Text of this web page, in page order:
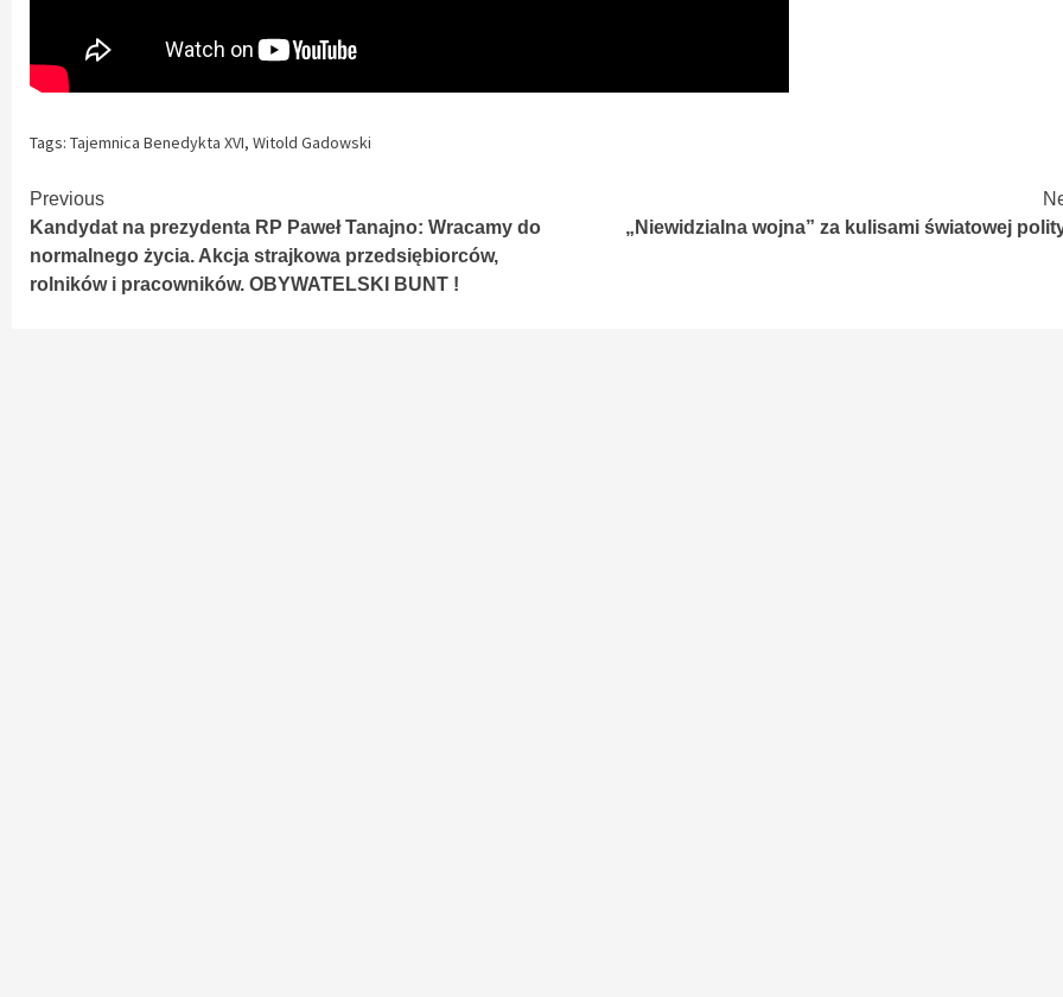
Tags: Tajemnica Benedykta XVI, Witold Gadowski
Continue
Reading
Previous
Kandydat na prezydenta RP Paweł Tanajno: Wracamy do
normalnego życia. Akcja strajkowa przedsiębiorców,
rolników i pracowników. OBYWATELSKI BUNT !
„Niewidzialna wojna” za kulisami światowej